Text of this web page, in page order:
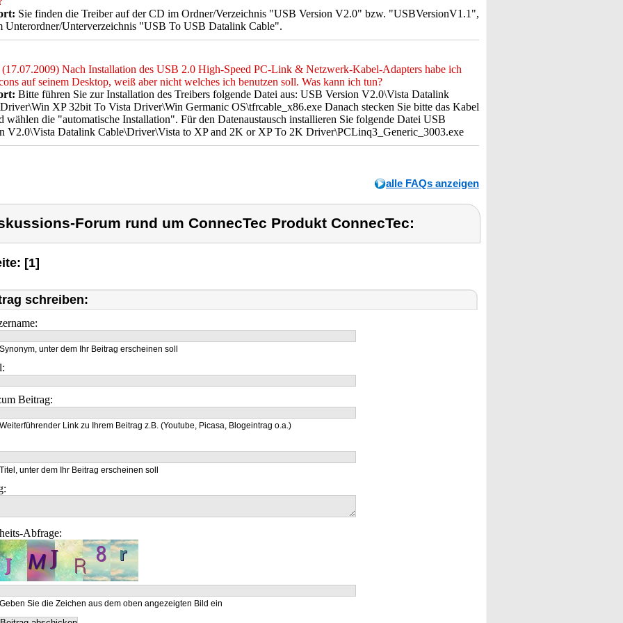
Sie finden die Treiber auf der CD im Ordner/Verzeichnis "USB Version V2.0" bzw. "USBVersionV1.1",
Unterordner/Unterverzeichnis "USB To USB Datalink Cable".
(17.07.2009) Nach Installation des USB 2.0 High-Speed PC-Link & Netzwerk-Kabel-Adapters habe ich
auf seinem Desktop, weiß aber nicht welches ich benutzen soll. Was kann ich tun?
Bitte führen Sie zur Installation des Treibers folgende Datei aus: USB Version V2.0\Vista Datalink
XP 32bit To Vista Driver\Win Germanic OS\tfrcable_x86.exe Danach stecken Sie bitte das Kabel
wählen die "automatische Installation". Für den Datenaustausch installieren Sie folgende Datei USB
V2.0\Vista Datalink Cable\Driver\Vista to XP and 2K or XP To 2K Driver\PCLinq3_Generic_3003.exe
alle FAQs anzeigen
Forum rund um ConnecTec Produkt ConnecTec:
[1]
schreiben:
Synonym, unter dem Ihr Beitrag erscheinen soll
Beitrag:
Weiterführender Link zu Ihrem Beitrag z.B. (Youtube, Picasa, Blogeintrag o.a.)
Titel, unter dem Ihr Beitrag erscheinen soll
Abfrage:
Geben Sie die Zeichen aus dem oben angezeigten Bild ein